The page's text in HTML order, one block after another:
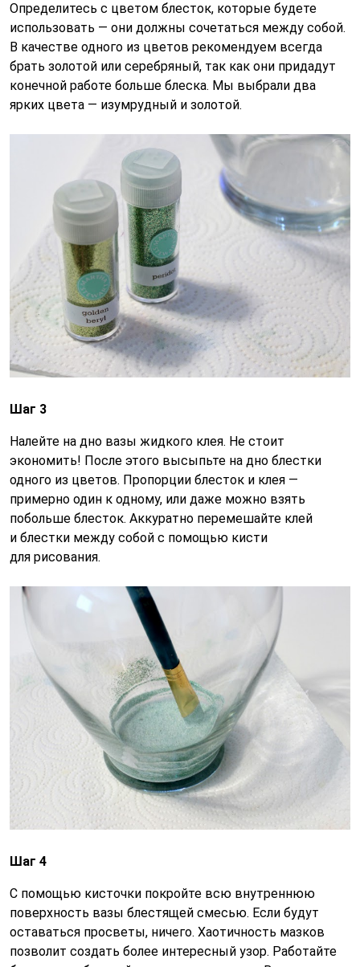
Определитесь с цветом блесток, которые будете
использовать — они должны сочетаться между собой.
В качестве одного из цветов рекомендуем всегда
брать золотой или серебряный, так как они придадут
конечной работе больше блеска. Мы выбрали два
ярких цвета — изумрудный и золотой.
Шаг 3
Налейте на дно вазы жидкого клея. Не стоит
экономить! После этого высыпьте на дно блестки
одного из цветов. Пропорции блесток и клея —
примерно один к одному, или даже можно взять
побольше блесток. Аккуратно перемешайте клей
и блестки между собой с помощью кисти
для рисования.
Шаг 4
С помощью кисточки покройте всю внутреннюю
поверхность вазы блестящей смесью. Если будут
оставаться просветы, ничего. Хаотичность мазков
позволит создать более интересный узор. Работайте